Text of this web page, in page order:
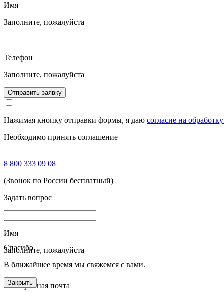
Имя
Заполните, пожалуйста
Телефон
Заполните, пожалуйста
Отправить заявку
Нажимая кнопку отправки формы, я даю согласие на
Необходимо принять соглашение
8 800 333 09 08
(Звонок по России бесплатный)
Задать вопрос
Имя
Заполните, пожалуйста
Электронная почта
Спасибо
В ближайшее время мы свяжемся с вами.
Закрыть